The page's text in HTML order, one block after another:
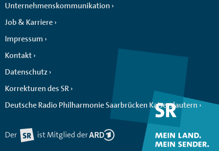
Unternehmenskommunikation
Job & Karriere
Impressum
Kontakt
Datenschutz
Korrekturen des SR
Deutsche Radio Philharmonie Saarbrücken Kaiserslautern
Der ist Mitglied der